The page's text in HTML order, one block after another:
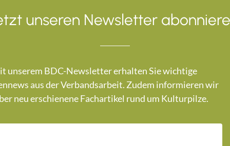
unseren Newsletter
unserem BDC-Newsletter erhalten Sie wichtige
aus der Verbandsarbeit. Zudem informieren wir
neu erschienene Fachartikel rund um Kulturpilze.